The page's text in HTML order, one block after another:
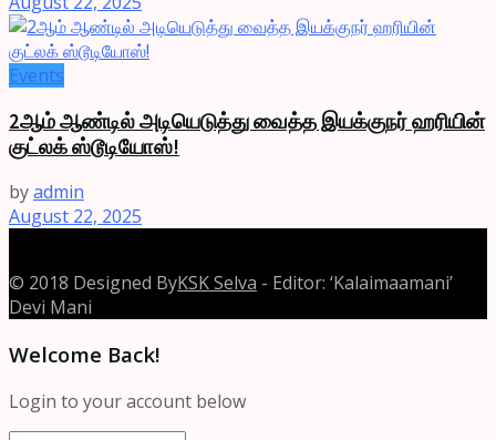
Events
2ஆம் ஆண்டில் அடியெடுத்து வைத்த இயக்குநர் ஹரியின்
குட்லக் ஸ்டூடியோஸ்!
byadmin
August 22, 2025
© 2018 Designed ByKSK Selva - Editor: ‘Kalaimaamani’
Devi Mani
Welcome Back!
Login to your account below